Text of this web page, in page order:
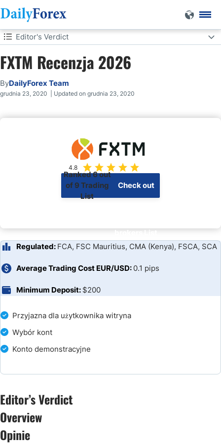
Editor's Verdict
Editor's Verdict
Overview
FXTM Recenzja 2026
ByDailyForex Team
grudnia 23, 2020 | Updated on grudnia 23, 2020
4.8
Ranked 6 out
of 9 Trading
List
Check out
brokers List
Przyjazna dla użytkownika witryna
Wybór kont
Konto demonstracyjne
Regulated: FCA, FSC Mauritius, CMA (Kenya), FSCA, SCA
Average Trading Cost EUR/USD: 0.1 pips
Minimum Deposit: $200
Editor’s Verdict
Overview
Opinie